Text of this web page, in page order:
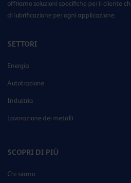
offriamo soluzioni specifiche per il cliente
di lubrificazione per ogni applicazione.
SETTORI
Energia
Autotrazione
Industria
Lavorazione dei metalli
SCOPRI DI PIÙ
Chi siamo